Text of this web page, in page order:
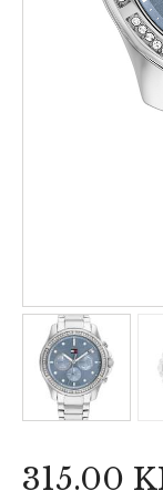
315.00